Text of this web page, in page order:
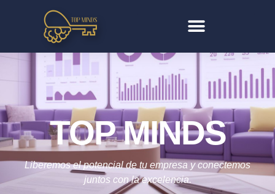
TOP MINDS
Liberemos el potencial de tu empresa y conectemos
juntos con la excelencia.